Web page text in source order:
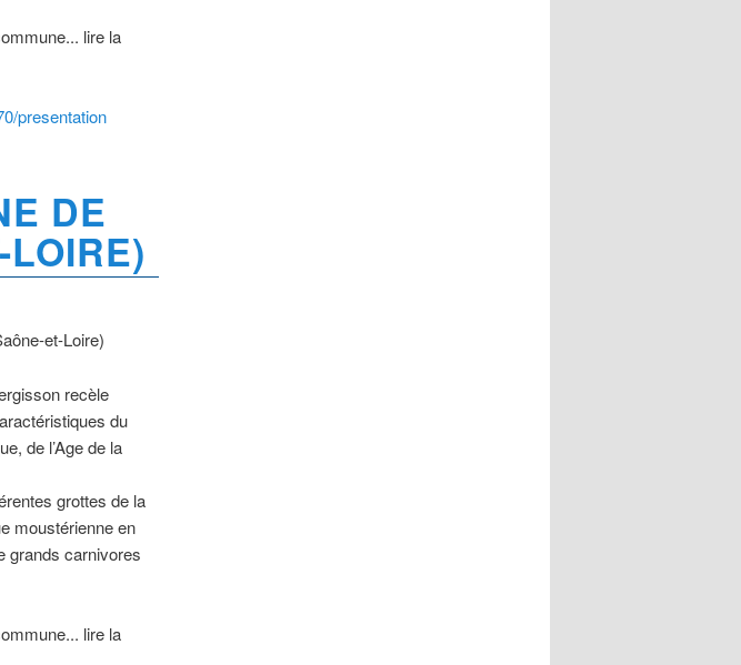
lire la
presentation
DE
et-Loire)
recèle
du
de l’Age de la
grottes de la
moustérienne en
grands carnivores
lire la